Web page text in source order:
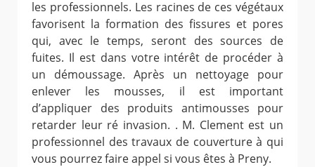
les professionnels. Les racines de ces végétaux
favorisent la formation des fissures et pores
qui, avec le temps, seront des sources de
fuites. Il est dans votre intérêt de procéder à
un démoussage. Après un nettoyage pour
enlever les mousses, il est important
d’appliquer des produits antimousses pour
retarder leur ré invasion. . M. Clement est un
professionnel des travaux de couverture à qui
vous pourrez faire appel si vous êtes à Preny.